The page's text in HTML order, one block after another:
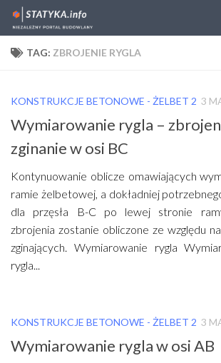
Skip to content
TAG: ZBROJENIE RYGLA
KONSTRUKCJE BETONOWE - ŻELBET 2 3
Wymiarowanie rygla –
zginanie w osi BC
Kontynuowanie oblicze omawiających
ramie żelbetowej, a dokładniej
dla przęsła B-C po lewej stronie
zbrojenia zostanie obliczone ze względu
zginających. Wymiarowanie rygla
rygla...
KONSTRUKCJE BETONOWE - ŻELBET 2 3
Wymiarowanie rygla w osi AB